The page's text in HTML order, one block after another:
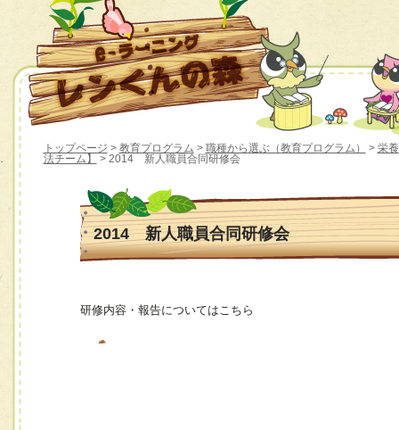
トップページ > 教育プログラム > 職種から選ぶ（教育プログラム） > 栄
法チーム】
> 2014 新人職員合同研修会
2014 新人職員合同研修会
研修内容・報告についてはこちら